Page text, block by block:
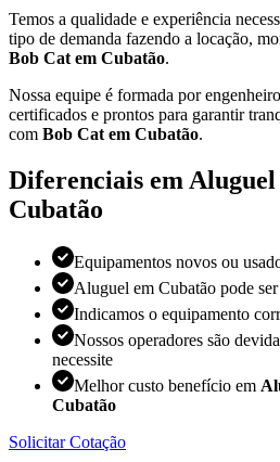
Temos a qualidade e experiência
tipo de demanda fazendo a locação,
Bob Cat em Cubatão.
Nossa equipe é formada por
certificados e prontos para garantir
com Bob Cat em Cubatão.
Diferenciais em
Cubatão
Equipamentos novos ou
Aluguel em Cubatão pode
Indicamos o equipamento
Nossos operadores são
necessite
Melhor custo benefício em
Cubatão
Solicitar Cotação